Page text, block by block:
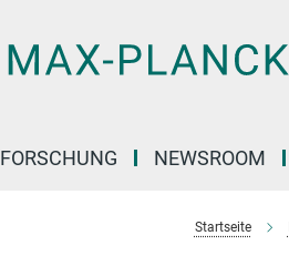
FORSCHUNG NEWSROOM
Startseite